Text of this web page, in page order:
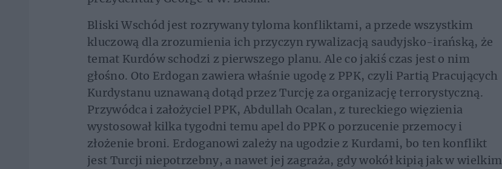
Bliski Wschód jest rozrywany tyloma konfliktami, a przede wszystkim
kluczową dla zrozumienia ich przyczyn rywalizacją saudyjsko-irańską, że
temat Kurdów schodzi z pierwszego planu. Ale co jakiś czas jest o nim
głośno. Oto Erdogan zawiera właśnie ugodę z PPK, czyli Partią Pracujących
Kurdystanu uznawaną dotąd przez Turcję za organizację terrorystyczną.
Przywódca i założyciel PPK, Abdullah Ocalan, z tureckiego więzienia
wystosował kilka tygodni temu apel do PPK o porzucenie przemocy i
złożenie broni. Erdoganowi zależy na ugodzie z Kurdami, bo ten konflikt
jest Turcji niepotrzebny, a nawet jej zagraża, gdy wokół kipią jak w wielkim